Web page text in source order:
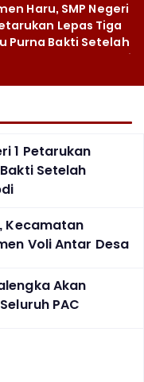
Haru, SMP Negeri
Lepas Tiga
Purna Bakti Setelah
Tahun Mengabdi
1 Petarukan
Setelah
Kecamatan
Voli Antar Desa
Akan
PAC